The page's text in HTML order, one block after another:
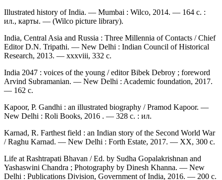
Illustrated history of India. — Mumbai : Wilco, 2014. — 164 c. :
ил., карты. — (Wilco picture library).
India, Central Asia and Russia : Three Millennia of Contacts / Chief
Editor D.N. Tripathi. — New Delhi : Indian Council of Historical
Research, 2013. — xxxviii, 332 с.
India 2047 : voices of the young / editor Bibek Debroy ; foreword
Arvind Subramanian. — New Delhi : Academic foundation, 2017.
— 162 c.
Kapoor, P. Gandhi : an illustrated biography / Pramod Kapoor. —
New Delhi : Roli Books, 2016 . — 328 c. : ил.
Karnad, R. Farthest field : an Indian story of the Second World War
/ Raghu Karnad. — New Delhi : Forth Estate, 2017. — XX, 300 c.
Life at Rashtrapati Bhavan / Ed. by Sudha Gopalakrishnan and
Yashaswini Chandra ; Photography by Dinesh Khanna. — New
Delhi : Publications Division, Government of India, 2016. — 200 с.